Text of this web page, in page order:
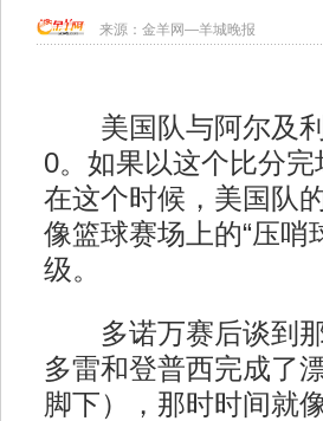
来源： 金羊网—羊城晚报
美国队与阿尔及利
0。如果以这个比分
在这个时候，美国队
像篮球赛场上的“压哨
级。
多诺万赛后谈到那
多雷和登普西完成了
脚下），那时时间就